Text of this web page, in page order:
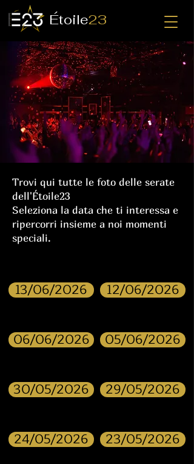
Étoile23
Trovi qui tutte le foto delle serate
dell'Étoile23
Seleziona la data che ti interessa e
ripercorri insieme a noi momenti
speciali.
13/06/2026
06/06/2026
30/05/2026
24/05/2026
12/06/2026
05/06/2026
29/05/2026
23/05/2026